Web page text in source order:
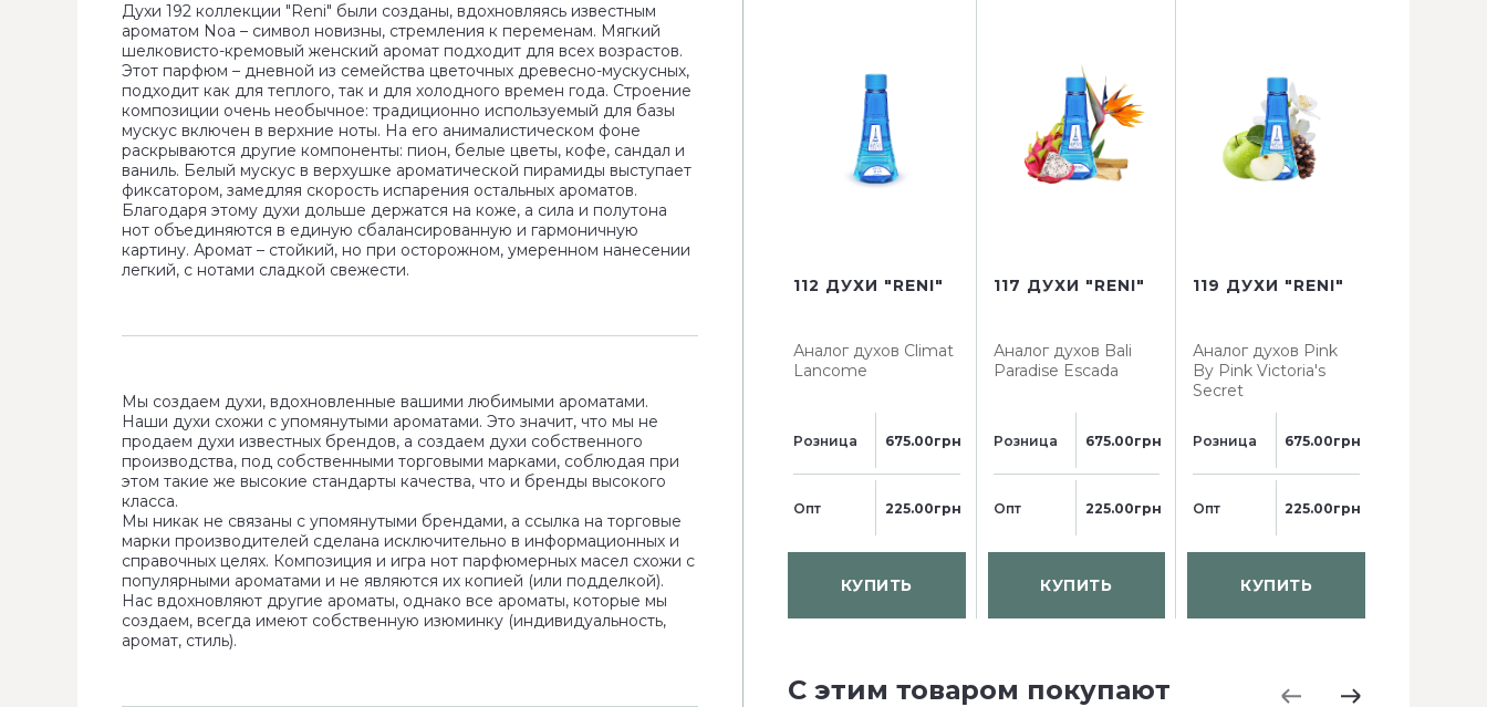
Духи 192 коллекции "Reni" были созданы, вдохновляясь известным
ароматом Noa – символ новизны, стремления к переменам. Мягкий
шелковисто-кремовый женский аромат подходит для всех возрастов.
Этот парфюм – дневной из семейства цветочных древесно-мускусных,
подходит как для теплого, так и для холодного времен года. Строение
композиции очень необычное: традиционно используемый для базы
мускус включен в верхние ноты. На его анималистическом фоне
раскрываются другие компоненты: пион, белые цветы, кофе, сандал и
ваниль. Белый мускус в верхушке ароматической пирамиды выступает
фиксатором, замедляя скорость испарения остальных ароматов.
Благодаря этому духи дольше держатся на коже, а сила и полутона
нот объединяются в единую сбалансированную и гармоничную
картину. Аромат – стойкий, но при осторожном, умеренном нанесении
легкий, с нотами сладкой свежести.
Мы создаем духи, вдохновленные вашими любимыми ароматами.
Наши духи схожи с упомянутыми ароматами. Это значит, что мы не
продаем духи известных брендов, а создаем духи собственного
производства, под собственными торговыми марками, соблюдая при
этом такие же высокие стандарты качества, что и бренды высокого
класса.
Мы никак не связаны с упомянутыми брендами, а ссылка на торговые
марки производителей сделана исключительно в информационных и
справочных целях. Композиция и игра нот парфюмерных масел схожи с
популярными ароматами и не являются их копией (или подделкой).
Нас вдохновляют другие ароматы, однако все ароматы, которые мы
создаем, всегда имеют собственную изюминку (индивидуальность,
аромат, стиль).
112 ДУХИ "RENI"
Аналог духов Climat
Lancome
Розница 675.00грн
Опт 225.00грн
КУПИТЬ
117 ДУХИ "RENI"
Аналог духов Bali
Paradise Escada
Розница 675.00грн
Опт 225.00грн
КУПИТЬ
119 ДУХИ "RENI"
Аналог духов Pink
By Pink Victoria's
Secret
Розница 675.00грн
Опт 225.00грн
КУПИТЬ
С этим товаром покупают